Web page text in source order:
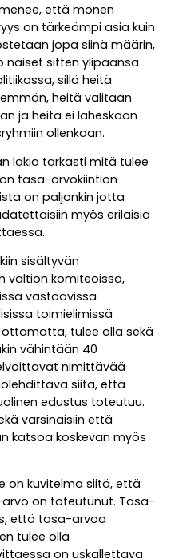
että monen
on tärkeämpi asia kuin
jopa siinä määrin,
naiset sitten ylipäänsä
sillä heitä
heitä valitaan
ja heitä ei läheskään
ollenkaan.
lakia tarkasti mitä tulee
tasa-arvokiintiön
on paljonkin jotta
myös erilaisia
sisältyvän
valtion komiteoissa,
vastaavissa
toimielimissä
tulee olla sekä
vähintään 40
nimittävää
siitä, että
edustus toteutuu.
varsinaisiin että
katsoa koskevan myös
on kuvitelma siitä, että
on toteutunut. Tasa-
että tasa-arvoa
tulee olla
on uskallettava